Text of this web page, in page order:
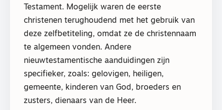
Testament. Mogelijk waren de eerste
christenen terughoudend met het gebruik van
deze zelfbetiteling, omdat ze de christennaam
te algemeen vonden. Andere
nieuwtestamentische aanduidingen zijn
specifieker, zoals: gelovigen, heiligen,
gemeente, kinderen van God, broeders en
zusters, dienaars van de Heer.